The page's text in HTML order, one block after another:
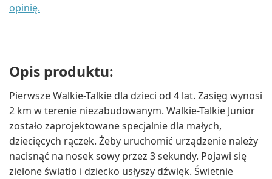
opinię.
Opis produktu:
Pierwsze Walkie-Talkie dla dzieci od 4 lat. Zasięg wynosi
2 km w terenie niezabudowanym. Walkie-Talkie Junior
zostało zaprojektowane specjalnie dla małych,
dziecięcych rączek. Żeby uruchomić urządzenie należy
nacisnąć na nosek sowy przez 3 sekundy. Pojawi się
zielone światło i dziecko usłyszy dźwięk. Świetnie